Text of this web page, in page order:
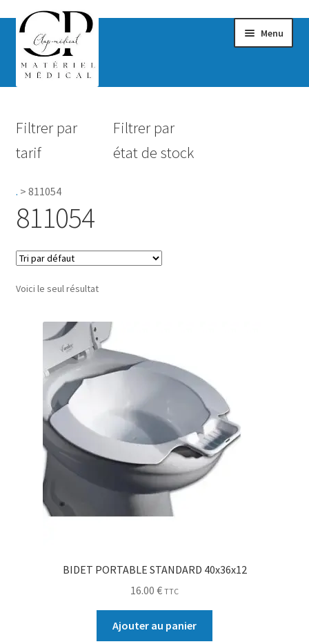
Menu
Hygiène
Accessoires Salle de bain
Sécurité
0.00 €
Filtrer par
tarif
Filtrer par
état de stock
. > 811054
811054
Voici le seul résultat
BIDET PORTABLE STANDARD 40x36x12
16.00 € TTC
Ajouter au panier